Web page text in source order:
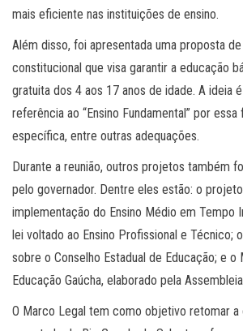
mais eficiente nas instituições de ensino.
Além disso, foi apresentada uma proposta
constitucional que visa garantir a educação
gratuita dos 4 aos 17 anos de idade. A ideia
referência ao “Ensino Fundamental” por essa
específica, entre outras adequações.
Durante a reunião, outros projetos também
pelo governador. Dentre eles estão: o
implementação do Ensino Médio em Tempo
lei voltado ao Ensino Profissional e Técnico;
sobre o Conselho Estadual de Educação; e o
Educação Gaúcha, elaborado pela
O Marco Legal tem como objetivo retomar a